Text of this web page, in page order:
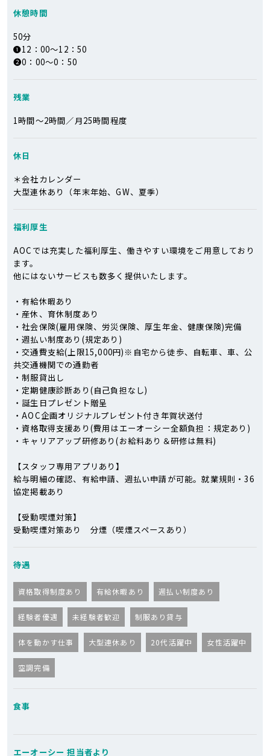
休憩時間
50分
❶12：00～12：50
❷0：00～0：50
残業
1時間～2時間／月25時間程度
休日
＊会社カレンダー
大型連休あり（年末年始、GW、夏季）
福利厚生
AOCでは充実した福利厚生、働きやすい環境をご用意しており
ます。
他にはないサービスも数多く提供いたします。
・有給休暇あり
・産休、育休制度あり
・社会保険(雇用保険、労災保険、厚生年金、健康保険)完備
・週払い制度あり(規定あり)
・交通費支給(上限15,000円)※自宅から徒歩、自転車、車、公
共交通機関での通勤者
・制服貸出し
・定期健康診断あり(自己負担なし)
・誕生日プレゼント贈呈
・AOC企画オリジナルプレゼント付き年賀状送付
・資格取得支援あり(費用はエーオーシー全額負担：規定あり)
・キャリアアップ研修あり(お給料あり＆研修は無料)
【スタッフ専用アプリあり】
給与明細の確認、有給申請、週払い申請が可能。就業規則・36
協定掲載あり
【受動喫煙対策】
受動喫煙対策あり 分煙（喫煙スペースあり）
待遇
資格取得制度あり 有給休暇あり 週払い制度あり
経験者優遇 未経験者歓迎 制服あり貸与
体を動かす仕事 大型連休あり 20代活躍中 女性活躍中
空調完備
食事
エーオーシー 担当者より